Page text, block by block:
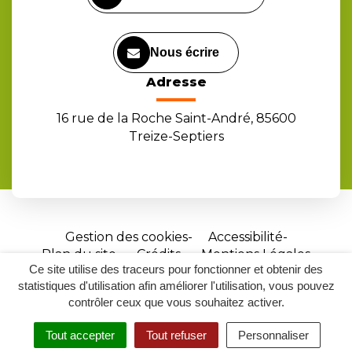
Ce site utilise des traceurs pour fonctionner et obtenir des
statistiques d'utilisation afin améliorer l'utilisation, vous pouvez
contrôler ceux que vous souhaitez activer.
Tout accepter Tout refuser Personnaliser
RECHERCHER
ACCESSIBILITÉ
Nous écrire
Adresse
16 rue de la Roche Saint-André, 85600
Treize-Septiers
Gestion des cookies
Accessibilité
Plan du site
Crédits
Mentions Légales
Site
réalisé
par
Inovagora